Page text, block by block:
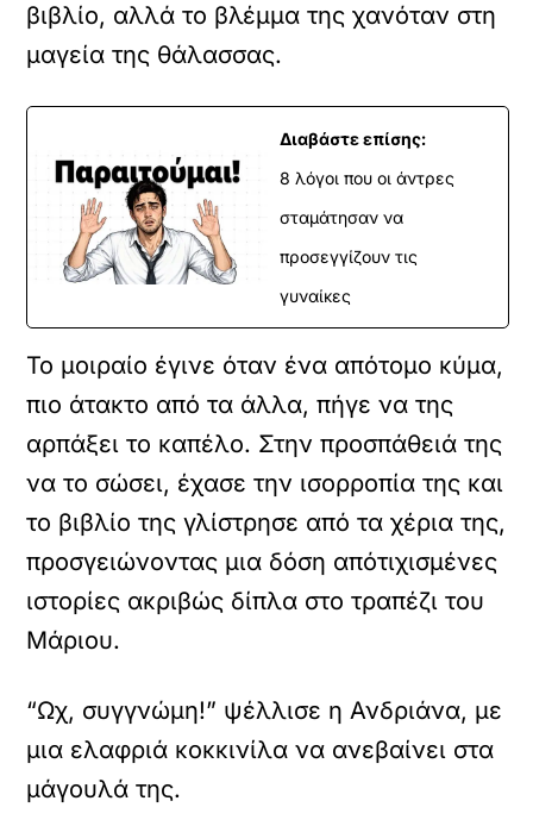
βιβλίο, αλλά το βλέμμα της χανόταν στη
μαγεία της θάλασσας.
Διαβάστε επίσης:
8 λόγοι που οι άντρες
σταμάτησαν να
προσεγγίζουν τις
γυναίκες
Το μοιραίο έγινε όταν ένα απότομο κύμα,
πιο άτακτο από τα άλλα, πήγε να της
αρπάξει το καπέλο. Στην προσπάθειά της
να το σώσει, έχασε την ισορροπία της και
το βιβλίο της γλίστρησε από τα χέρια της,
προσγειώνοντας μια δόση απότιχισμένες
ιστορίες ακριβώς δίπλα στο τραπέζι του
Μάριου.
“Ωχ, συγγνώμη!” ψέλλισε η Ανδριάνα, με
μια ελαφριά κοκκινίλα να ανεβαίνει στα
μάγουλά της.